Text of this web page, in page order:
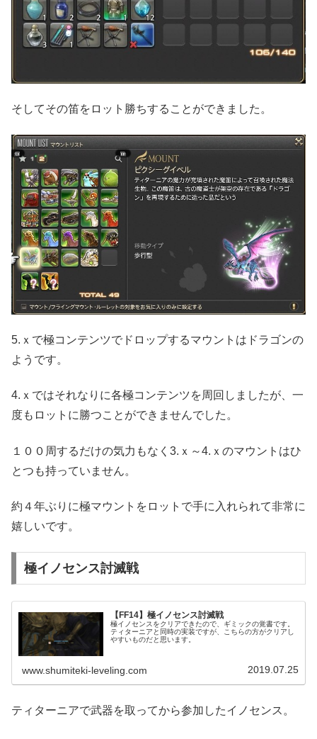
そしてその笛をロット勝ちすることができました。
5.ｘで極コンテンツでドロップするマウントはドラゴンの
ようです。
4.ｘではそれなりに各極コンテンツを周回しましたが、一
度もロットに勝つことができませんでした。
１００周するだけの気力もなく3.ｘ～4.ｘのマウントはひ
とつも持っていません。
約４年ぶりに極マウントをロットで手に入れられて非常に
嬉しいです。
極イノセンス討滅戦
【FF14】極イノセンス討滅戦
極イノセンスをクリアできたので、ギミックの覚書です。
ティターニアと同時の実装ですが、こちらの方がクリアし
やすいものだと思います。
www.shumiteki-leveling.com 2019.07.25
ティターニアで武器を取ってから参加したイノセンス。